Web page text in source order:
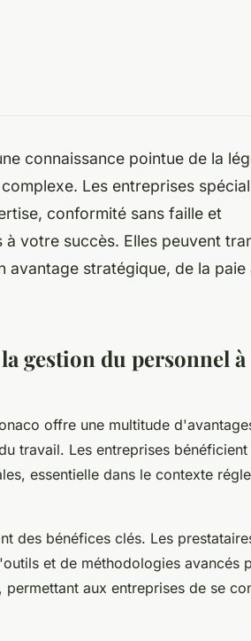
connaissance pointue de la
Les entreprises
conformité sans faille et
votre succès. Elles peuvent
avantage stratégique, de la paie
gestion du personnel à
offre une multitude
travail. Les entreprises bénéficient
essentielle dans le contexte
des bénéfices clés. Les
et de méthodologies avancés
aux entreprises de se